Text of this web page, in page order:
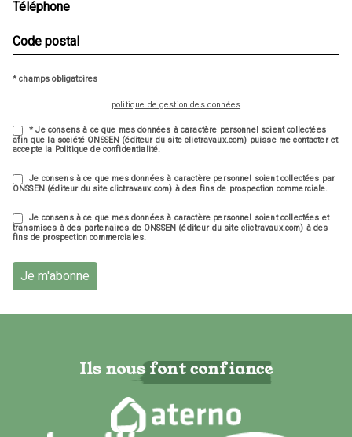
* champs obligatoires
politique de gestion des données
* Je consens à ce que mes données à caractère personnel soient collectées
afin que la société ONSSEN (éditeur du site clictravaux.com) puisse me contacter et
accepte la Politique de confidentialité.
Je consens à ce que mes données à caractère personnel soient collectées par
ONSSEN (éditeur du site clictravaux.com) à des fins de prospection commerciale.
Je consens à ce que mes données à caractère personnel soient collectées et
transmises à des partenaires de ONSSEN (éditeur du site clictravaux.com) à des
fins de prospection commerciales.
Je m'abonne
Ils nous font confiance